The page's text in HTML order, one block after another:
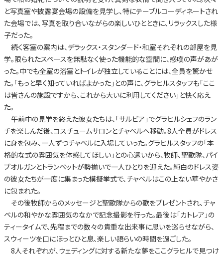
と写真室や披露宴会場の設備を見学し、特にテーブルコーディネートされ
た会場では、写真を取り合いながらの楽しいひとときに、リラックスした様
子だった。
続く客室の案内は、デラックス・スタンダード・和室それぞれの部屋を見
学。限られたスペースを無駄なく使った機能的な空間に、感嘆の声があが
った。中でも全室の浴室とトイレが独立していることには、全員を驚かせ
た。「もっと早く知っていればよかった」との声に、グラヒルスタッフも「ここ
は皆さんの施設ですから、これから大いに利用してください」と快く応え
た。
午前中の見学を終えた彼女たちは、「サルビア」でグラヒルシェフのラン
チを楽しんだ後、コスチュームサロンとチャペルへ移動。8人全員がドレス
に身を包み、一人ずつチャペルに入場していった。グラヒルスタッフの「本
格的な式の雰囲気を体感してほしい」との心遣いから、牧師、聖歌隊、パイ
プオルガンとトランペットが勢揃いで一人ひとりを迎えた。純白のドレス姿
の彼女たちが一度に集まった模擬挙式で、チャペルはこの上ない華やかさ
に包まれた。
その後牧師からのメッセージと聖歌隊からの歌をプレゼントされ、チャ
ペルの和やかな雰囲気のなかで記念撮影を行った。最後は「カトレア」の
ティータイムで、先程までの数々の貴重な出来事に思いを巡らせながら、
スウィーツを口にほっとひと息、楽しい語らいの時間を過ごした。
8人それぞれが、ウェディングに対する新たな夢をここグラヒルで見つけ